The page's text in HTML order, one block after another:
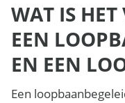
WAT IS HET
EEN
EN EEN
Een